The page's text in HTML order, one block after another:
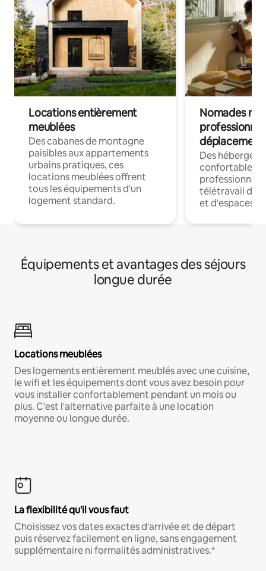
Locations entièrement
meublées
Des cabanes de montagne
paisibles aux appartements
urbains pratiques, ces
locations meublées offrent
tous les équipements d'un
logement standard.
Nomades
déplacement
Des
confortables
professionnels
télétravail
et d'espaces
Équipements et avantages des séjours
longue durée
Locations meublées
Des logements entièrement meublés avec une cuisine,
le wifi et les équipements dont vous avez besoin pour
vous installer confortablement pendant un mois ou
plus. C'est l'alternative parfaite à une location
moyenne ou longue durée.
La flexibilité qu'il vous faut
Choisissez vos dates exactes d'arrivée et de départ
puis réservez facilement en ligne, sans engagement
supplémentaire ni formalités administratives.*